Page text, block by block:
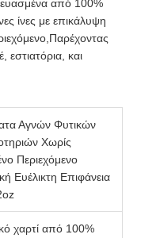
από 100%
ίνες με επικάλυψη
εστιατόρια, και
Αγνών Φυτικών
Χωρίς
Περιεχόμενο
Ευέλικτη Επιφάνεια
χαρτί από 100%